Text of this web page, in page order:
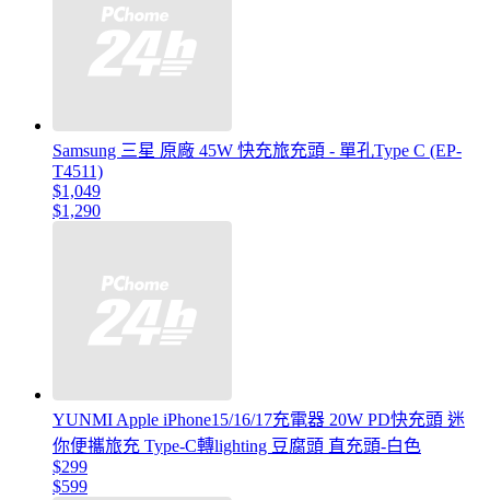
Samsung 三星 原廠 45W 快充旅充頭 - 單孔Type C (EP-
T4511)
$1,049
$1,290
YUNMI Apple iPhone15/16/17充電器 20W PD快充頭 迷
你便攜旅充 Type-C轉lighting 豆腐頭 直充頭-白色
$299
$599